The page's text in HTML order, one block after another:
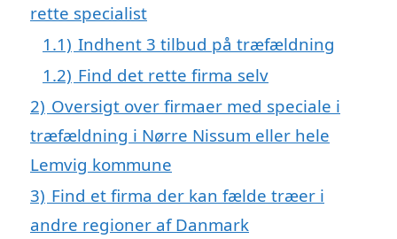
rette specialist
1.1) Indhent 3 tilbud på træfældning
1.2) Find det rette firma selv
2) Oversigt over firmaer med speciale i
træfældning i Nørre Nissum eller hele
Lemvig kommune
3) Find et firma der kan fælde træer i
andre regioner af Danmark